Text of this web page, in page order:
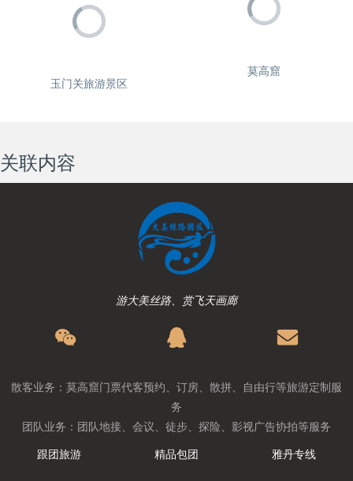
莫高窟
玉门关旅游景区
关联内容
游大美丝路、赏飞天画廊
散客业务：莫高窟门票代客预约、订房、散拼、自由行等旅游定制服
务
团队业务：团队地接、会议、徒步、探险、影视广告协拍等服务
跟团旅游
精品包团 雅丹专线